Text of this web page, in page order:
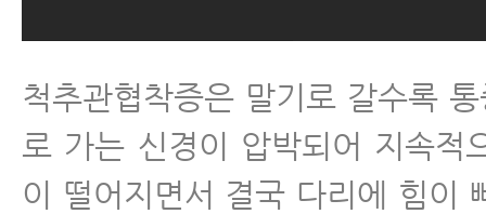
척추관협착증은 말기로 갈수록
로 가는 신경이 압박되어 지속적
이 떨어지면서 결국 다리에 힘이